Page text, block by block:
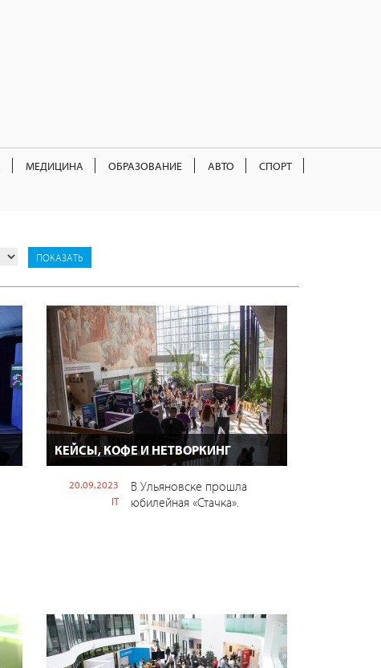
МЕДИЦИНА ОБРАЗОВАНИЕ АВТО СПОРТ
КЕЙСЫ, КОФЕ И НЕТВОРКИНГ
20.09.2023
IT
В Ульяновске прошла
юбилейная «Стачка».